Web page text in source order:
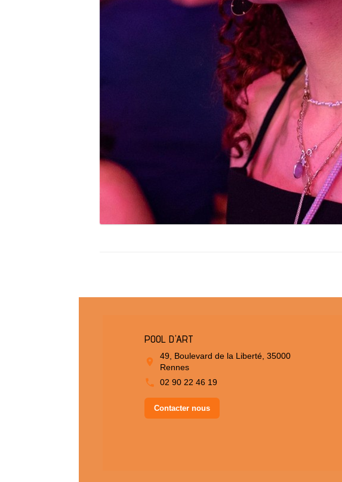
POOL D'ART
49, Boulevard de la Liberté, 35000
Rennes
02 90 22 46 19
Contacter nous